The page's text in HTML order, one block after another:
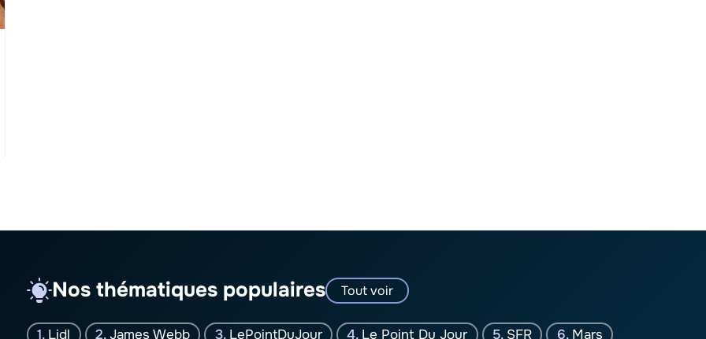
Nos thématiques populaires Tout voir
Lidl James Webb LePointDuJour Le Point Du Jour SFR Mars